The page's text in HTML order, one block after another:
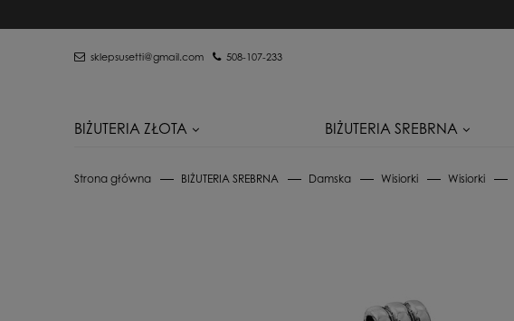
sklepsusetti@gmail.com 508-107-233
BIŻUTERIA ZŁOTA BIŻUTERIA SREBRNA
Strona główna BIŻUTERIA SREBRNA Damska Wisiorki Wisiorki